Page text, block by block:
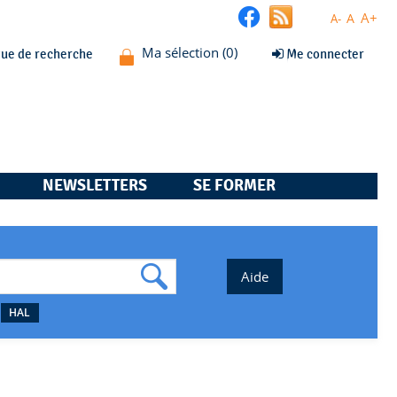
A- A A+
de recherche Me connecter
NEWSLETTERS SE FORMER
HAL